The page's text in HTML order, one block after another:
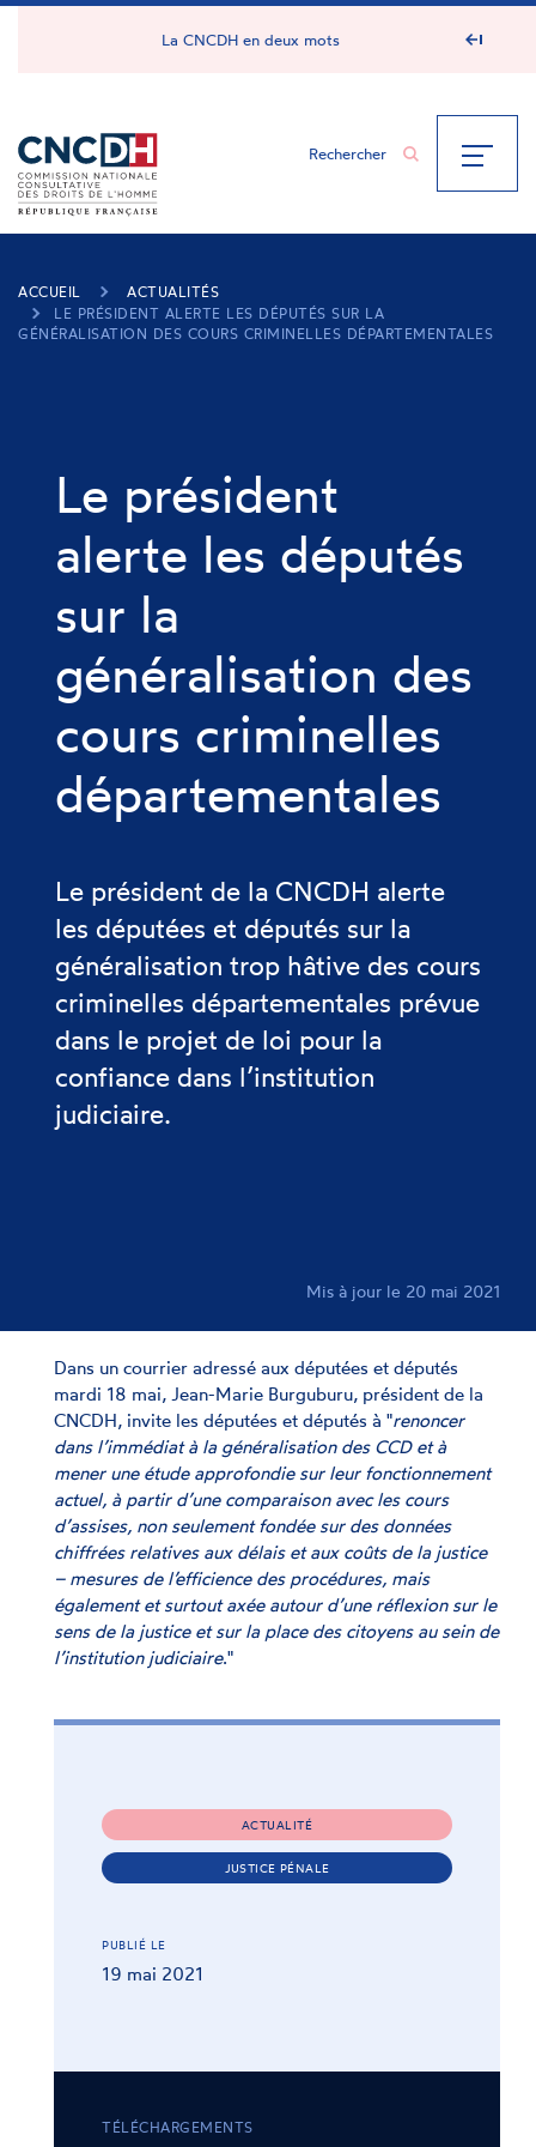
Panneau de gestion des cookies
La CNCDH en deux mots
ACCUEIL
ACTUALITÉS
LE PRÉSIDENT ALERTE LES DÉPUTÉS SUR LA
GÉNÉRALISATION DES COURS CRIMINELLES DÉPARTEMENTALES
Le président
alerte les députés
sur la
généralisation des
cours criminelles
départementales
Le président de la CNCDH alerte
les députées et députés sur la
généralisation trop hâtive des cours
criminelles départementales prévue
dans le projet de loi pour la
confiance dans l’institution
judiciaire.
Mis à jour le 20 mai 2021
Dans un courrier adressé aux députées et députés
mardi 18 mai, Jean-Marie Burguburu, président de la
CNCDH, invite les députées et députés à "renoncer
dans l’immédiat à la généralisation des CCD et à
mener une étude approfondie sur leur fonctionnement
actuel, à partir d’une comparaison avec les cours
d’assises, non seulement fondée sur des données
chiffrées relatives aux délais et aux coûts de la justice
– mesures de l’efficience des procédures, mais
également et surtout axée autour d’une réflexion sur le
sens de la justice et sur la place des citoyens au sein de
l’institution judiciaire."
ACTUALITÉ
JUSTICE PÉNALE
PUBLIÉ LE
19 mai 2021
TÉLÉCHARGEMENTS